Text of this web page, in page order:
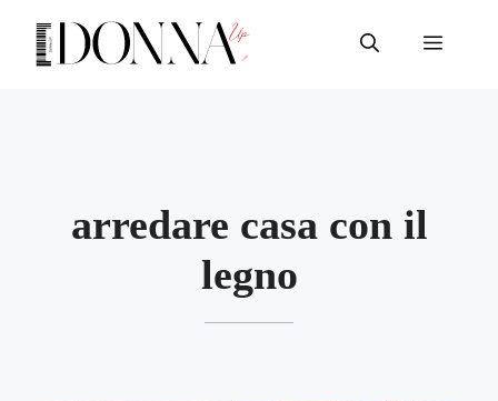
contenuto
Menu
arredare casa con il
legno